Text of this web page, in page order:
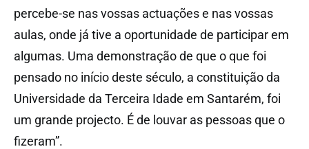
percebe-se nas vossas actuações e nas vossas
aulas, onde já tive a oportunidade de participar em
algumas. Uma demonstração de que o que foi
pensado no início deste século, a constituição da
Universidade da Terceira Idade em Santarém, foi
um grande projecto. É de louvar as pessoas que o
fizeram”.